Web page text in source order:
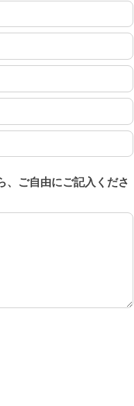
、ご自由にご記入くださ
ご自由にご記入ください